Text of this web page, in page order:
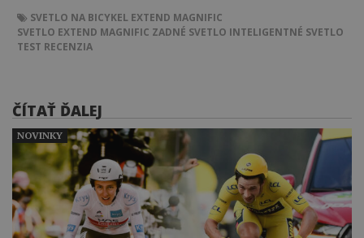
SVETLO NA BICYKEL EXTEND MAGNIFIC
SVETLO EXTEND MAGNIFIC ZADNÉ SVETLO INTELIGENTNÉ SVETLO
TEST RECENZIA
ČÍTAŤ ĎALEJ
NOVINKY